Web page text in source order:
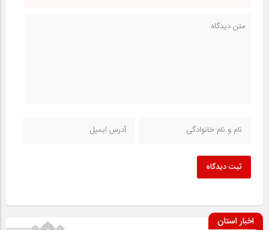
ثبت دیدگاه
اخبار استان